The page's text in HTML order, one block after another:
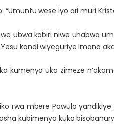
“Umuntu wese iyo ari muri
ubwa kabiri niwe uhabwa
kandi wiyeguriye Imana
kumenya uko zimeze
rwa mbere Pawulo
kubimenya kuko